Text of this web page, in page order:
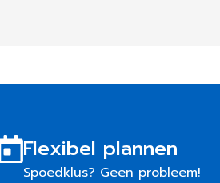
Flexibel plannen
Spoedklus? Geen probleem!